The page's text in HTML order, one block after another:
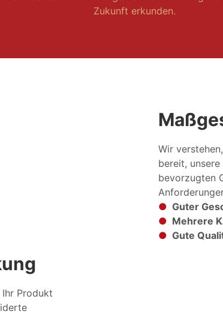
Zukunft erkunden.
Wir
bereit,
bevorzugten
● Guter
● Mehrere
● Gute
Produkt